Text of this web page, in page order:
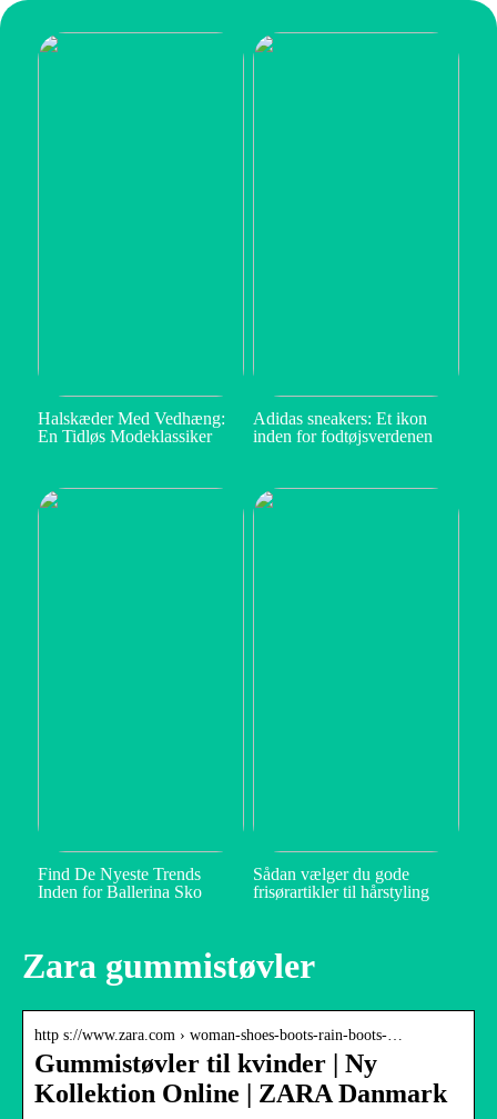
Halskæder Med Vedhæng:
En Tidløs Modeklassiker
Adidas sneakers: Et ikon
inden for fodtøjsverdenen
Find De Nyeste Trends
Inden for Ballerina Sko
Sådan vælger du gode
frisørartikler til hårstyling
Zara gummistøvler
http s://www.zara.com › woman-shoes-boots-rain-boots-…
Gummistøvler til kvinder | Ny
Kollektion Online | ZARA Danmark